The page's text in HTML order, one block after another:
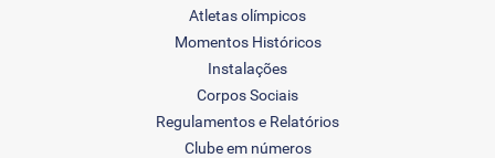
Atletas olímpicos
Momentos Históricos
Instalações
Corpos Sociais
Regulamentos e Relatórios
Clube em números